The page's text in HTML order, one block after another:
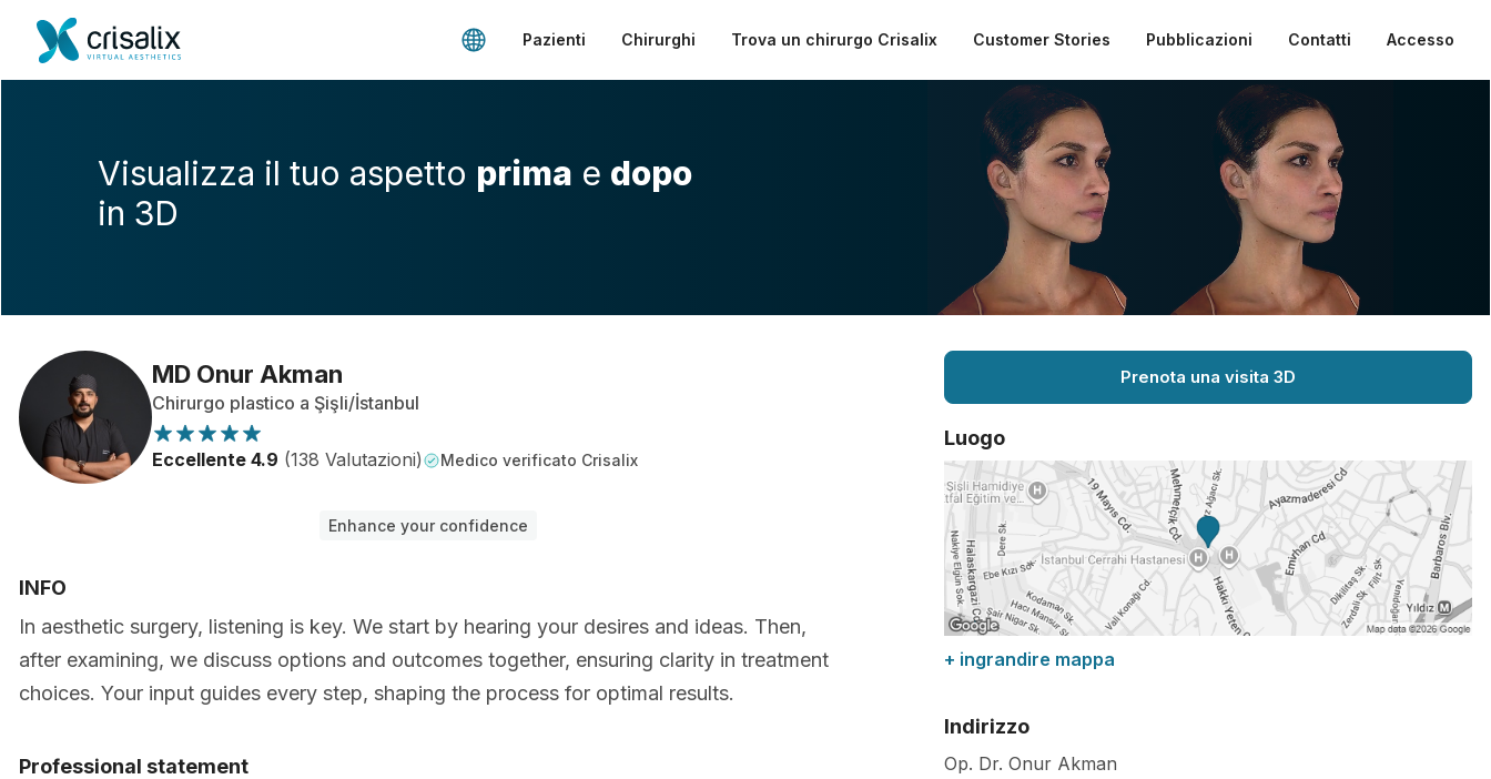
Pazienti Chirurghi Trova un chirurgo Crisalix Customer Stories Pubblicazioni Contatti Accesso
Visualizza il tuo aspetto prima e dopo
in 3D
MD Onur Akman
Chirurgo plastico a Şişli/İstanbul
Eccellente 4.9 (138 Valutazioni) Medico verificato Crisalix
Enhance your confidence
INFO
In aesthetic surgery, listening is key. We start by hearing your desires and ideas. Then,
after examining, we discuss options and outcomes together, ensuring clarity in treatment
choices. Your input guides every step, shaping the process for optimal results.
Professional statement
Prenota una visita 3D
Luogo
+ ingrandire mappa
Indirizzo
Op. Dr. Onur Akman